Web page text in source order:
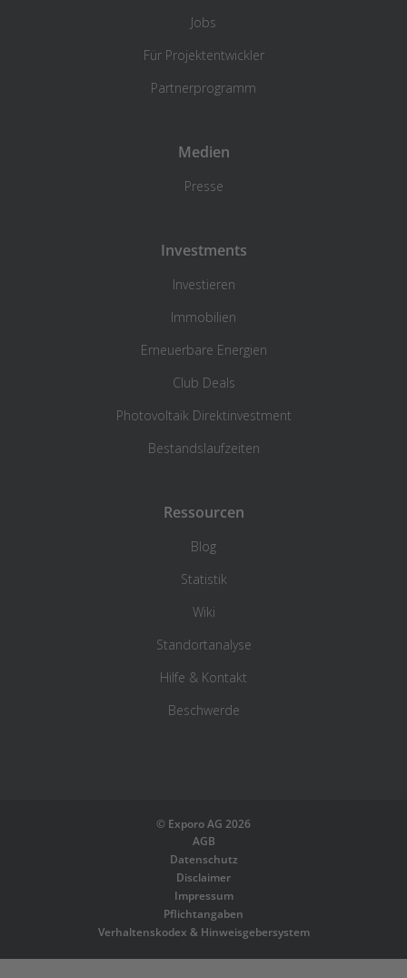
Jobs
Für Projektentwickler
Partnerprogramm
Medien
Presse
Investments
Investieren
Immobilien
Erneuerbare Energien
Club Deals
Photovoltaik Direktinvestment
Bestandslaufzeiten
Ressourcen
Blog
Statistik
Wiki
Standortanalyse
Hilfe & Kontakt
Beschwerde
© Exporo AG 2026
AGB
Datenschutz
Disclaimer
Impressum
Pflichtangaben
Verhaltenskodex & Hinweisgebersystem